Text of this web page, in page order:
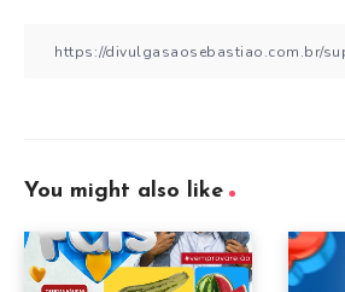
You might also like